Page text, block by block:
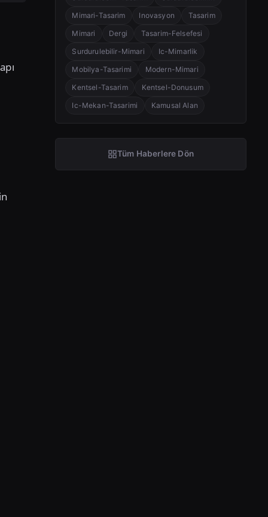
Mimari-Tasarim
Inovasyon
Tasarim
Mimari
Dergi
Tasarim-Felsefesi
Surdurulebilir-Mimari
Ic-Mimarlik
Mobilya-Tasarimi
Modern-Mimari
Kentsel-Tasarim
Kentsel-Donusum
Ic-Mekan-Tasarimi
Kamusal Alan
Tüm Haberlere Dön